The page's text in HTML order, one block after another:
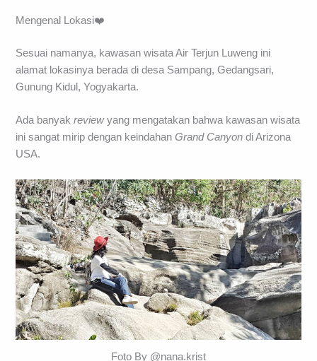
Mengenal Lokasi❤️
Sesuai namanya, kawasan wisata Air Terjun Luweng ini
alamat lokasinya berada di desa Sampang, Gedangsari,
Gunung Kidul, Yogyakarta.
Ada banyakreviewyang mengatakan bahwa kawasan wisata
ini sangat mirip dengan keindahanGrand Canyon di Arizona
USA.
Foto By @nana.krist